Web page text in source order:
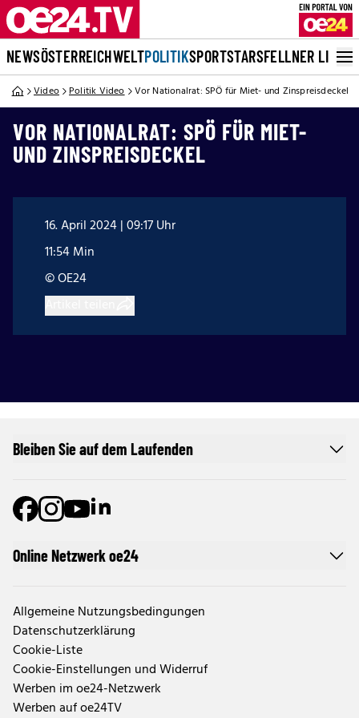
NEWSÖSTERREICHWELTPOLITIKSPORTSTARSFELLNER LIVE
Video Politik Video Vor Nationalrat: SPÖ für Miet- und Zinspreisdeckel
VOR NATIONALRAT: SPÖ FÜR MIET-
UND ZINSPREISDECKEL
16. April 2024 | 09:17 Uhr
11:54 Min
© OE24
Online Netzwerk oe24
Allgemeine Nutzungsbedingungen
Datenschutzerklärung
Cookie-Liste
Cookie-Einstellungen und Widerruf
Werben im oe24-Netzwerk
Werben auf oe24TV
Bleiben Sie auf dem Laufenden